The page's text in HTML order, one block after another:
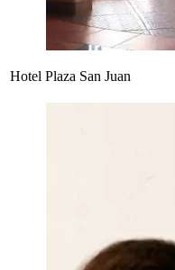
Hotel Plaza San Juan